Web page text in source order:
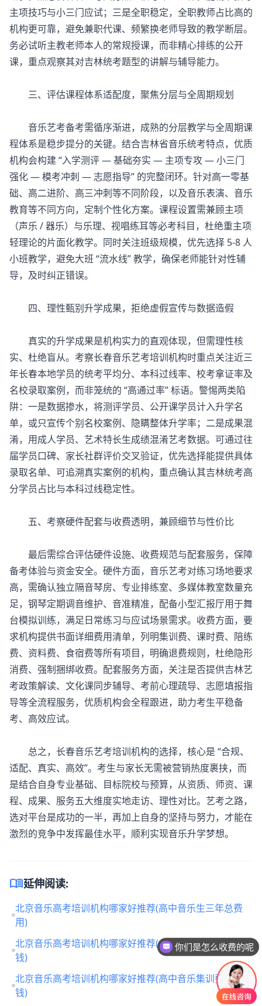
主项技巧与小三门应试；三是全职稳定，全职教师占比高的
机构更可靠，避免兼职代课、频繁换老师导致的教学断层。
务必试听主教老师本人的常规授课，而非精心排练的公开
课，重点观察其对吉林统考题型的讲解与辅导能力。
三、评估课程体系适配度，聚焦分层与全周期规划
音乐艺考备考需循序渐进，成熟的分层教学与全周期课
程体系是稳步提分的关键。结合吉林省音乐统考特点，优质
机构会构建 “入学测评 — 基础夯实 — 主项专攻 — 小三门
强化 — 模考冲刺 — 志愿指导” 的完整闭环。针对高一零基
础、高二进阶、高三冲刺等不同阶段，以及音乐表演、音乐
教育等不同方向，定制个性化方案。课程设置需兼顾主项
（声乐 / 器乐）与乐理、视唱练耳等必考科目，杜绝重主项
轻理论的片面化教学。同时关注班级规模，优先选择 5-8 人
小班教学，避免大班 “流水线” 教学，确保老师能针对性辅
导，及时纠正错误。
四、理性甄别升学成果，拒绝虚假宣传与数据造假
真实的升学成果是机构实力的直观体现，但需理性核
实、杜绝盲从。考察长春音乐艺考培训机构时重点关注近三
年长春本地学员的统考平均分、本科过线率、校考拿证率及
名校录取案例，而非笼统的 “高通过率” 标语。警惕两类陷
阱：一是数据掺水，将测评学员、公开课学员计入升学名
单，或只宣传个别名校案例、隐瞒整体升学率；二是成果混
淆，用成人学员、艺术特长生成绩混淆艺考数据。可通过往
届学员口碑、家长社群评价交叉验证，优先选择能提供具体
录取名单、可追溯真实案例的机构，重点确认其吉林统考高
分学员占比与本科过线稳定性。
五、考察硬件配套与收费透明，兼顾细节与性价比
最后需综合评估硬件设施、收费规范与配套服务，保障
备考体验与资金安全。硬件方面，音乐艺考对练习场地要求
高，需确认独立隔音琴房、专业排练室、多媒体教室数量充
足，钢琴定期调音维护、音准精准，配备小型汇报厅用于舞
台模拟训练，满足日常练习与应试场景需求。收费方面，要
求机构提供书面详细费用清单，列明集训费、课时费、陪练
费、资料费、食宿费等所有项目，明确退费规则，杜绝隐形
消费、强制捆绑收费。配套服务方面，关注是否提供吉林艺
考政策解读、文化课同步辅导、考前心理疏导、志愿填报指
导等全流程服务，优质机构会全程跟进，助力考生平稳备
考、高效应试。
总之，长春音乐艺考培训机构的选择，核心是 “合规、
适配、真实、高效”。考生与家长无需被营销热度裹挟，而
是结合自身专业基础、目标院校与预算，从资质、师资、课
程、成果、服务五大维度实地走访、理性对比。艺考之路，
选对平台是成功的一半，再加上自身的坚持与努力，才能在
激烈的竞争中发挥最佳水平，顺利实现音乐升学梦想。
menu_book延伸阅读:
北京音乐高考培训机构哪家好推荐(高中音乐生三年总费
用)
北京音乐高考培训机构哪家好推荐( 高中音乐班要花多少
钱)
北京音乐高考培训机构哪家好推荐(高中音乐集训要多少
钱)
你们是怎么收费的呢
现在有优惠活动吗